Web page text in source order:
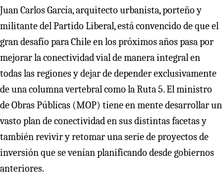
Juan Carlos García, arquitecto urbanista, porteño y
militante del Partido Liberal, está convencido de que el
gran desafío para Chile en los próximos años pasa por
mejorar la conectividad vial de manera integral en
todas las regiones y dejar de depender exclusivamente
de una columna vertebral como la Ruta 5. El ministro
de Obras Públicas (MOP) tiene en mente desarrollar un
vasto plan de conectividad en sus distintas facetas y
también revivir y retomar una serie de proyectos de
inversión que se venían planificando desde gobiernos
anteriores.